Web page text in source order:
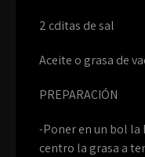
2 cditas de sal
Aceite o grasa de
PREPARACIÓN
-Poner en un bol la
centro la grasa a